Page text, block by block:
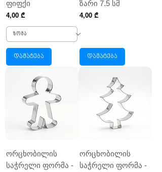
ფიფქი
Price
4,00 ₾
დამატება
ზარი 7.5 სმ
Price
4,00 ₾
დამატება
ორცხობილის
საჭრელი ფორმა -
ორცხობილის
საჭრელი ფორმა -